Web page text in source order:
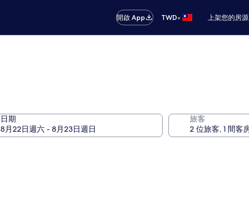
開啟 App
TWD• 上架您的房源
日期 旅客